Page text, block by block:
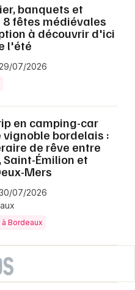
banquets et
8 fêtes médiévales
à découvrir d'ici
l'été
07/2026
en camping-car
vignoble bordelais :
de rêve entre
Saint-Émilion et
Mers
07/2026
Bordeaux